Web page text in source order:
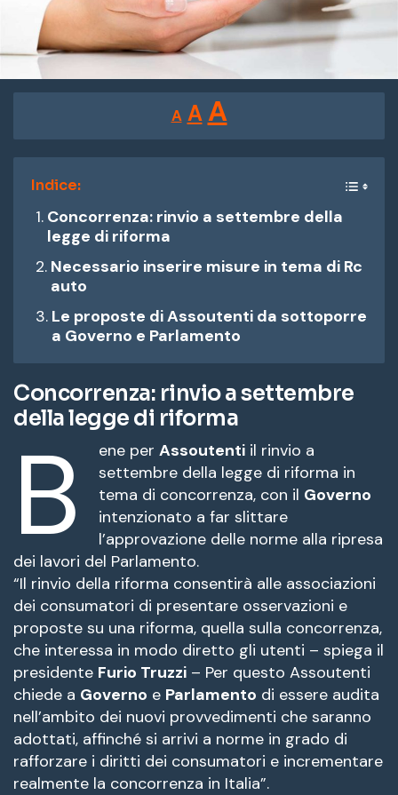
A
Reducir
tamaño
de
fuente.
A Restablecer
tamaño
de
AAumentar
tamaño
fuente.
Indice:
Concorrenza: rinvio a settembre della
legge di riforma
Necessario inserire misure in tema di Rc
auto
Le proposte di Assoutenti da sottoporre
a Governo e Parlamento
Concorrenza: rinvio a settembre
della legge di riforma
B ene per Assoutenti il rinvio a
settembre della legge di riforma in
tema di concorrenza, con il Governo
intenzionato a far slittare
l’approvazione delle norme alla ripresa
dei lavori del Parlamento.
“Il rinvio della riforma consentirà alle associazioni
dei consumatori di presentare osservazioni e
proposte su una riforma, quella sulla concorrenza,
che interessa in modo diretto gli utenti – spiega il
presidente Furio Truzzi – Per questo Assoutenti
chiede a Governo e Parlamento di essere audita
nell’ambito dei nuovi provvedimenti che saranno
adottati, affinché si arrivi a norme in grado di
rafforzare i diritti dei consumatori e incrementare
realmente la concorrenza in Italia”.